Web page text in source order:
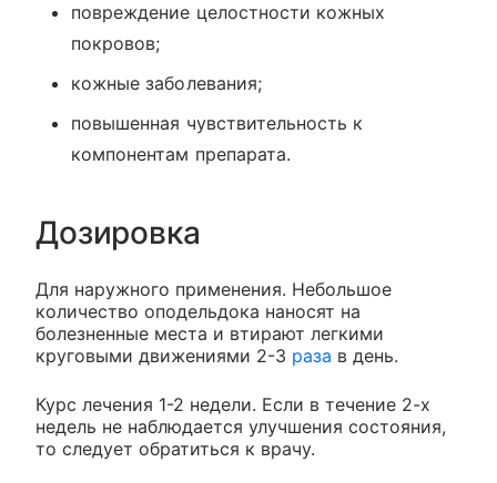
повреждение целостности кожных
покровов;
кожные заболевания;
повышенная чувствительность к
компонентам препарата.
Дозировка
Для наружного применения. Небольшое
количество оподельдока наносят на
болезненные места и втирают легкими
круговыми движениями 2-3 раза в день.
Курс лечения 1-2 недели. Если в течение 2-х
недель не наблюдается улучшения состояния,
то следует обратиться к врачу.